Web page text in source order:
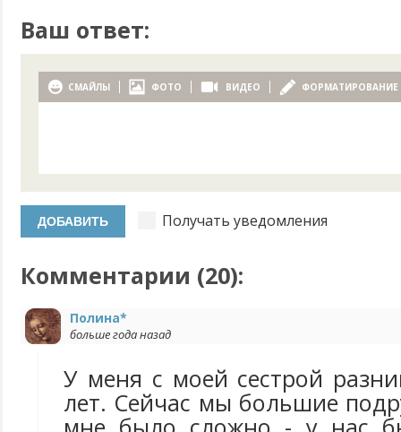
Ваш ответ:
СМАЙЛЫ ФОТО ВИДЕО ФОРМАТИРОВАНИЕ
Получать уведомления
Комментарии (20):
Полина*
больше года назад
У меня с моей сестрой
лет. Сейчас мы большие